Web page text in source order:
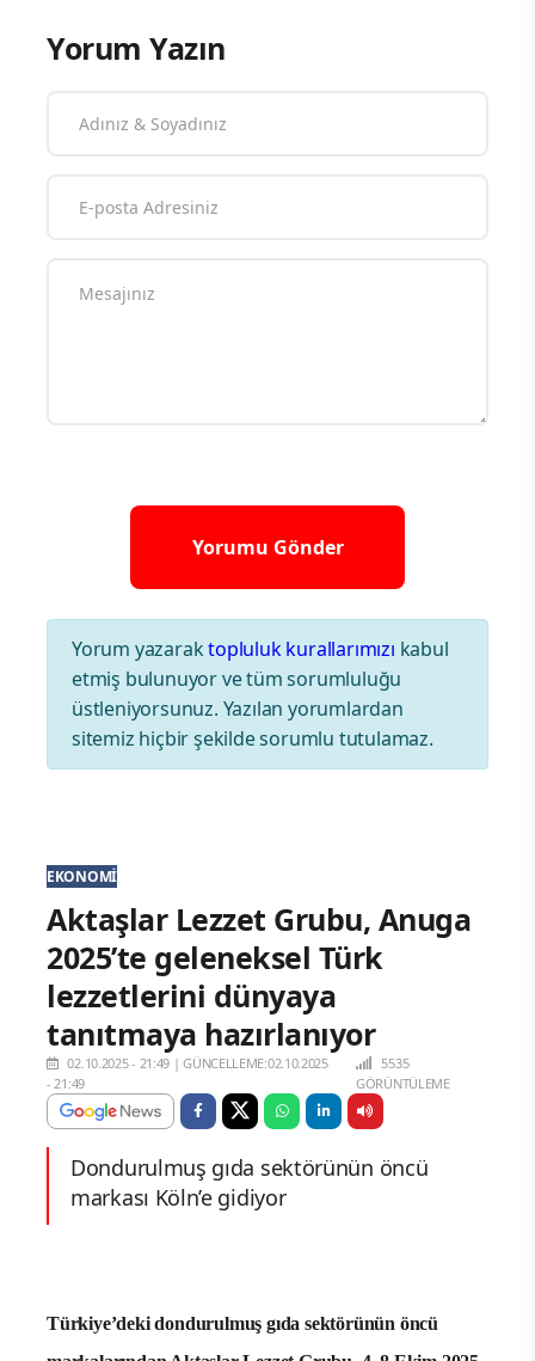
Yorum Yazın
Yorum yazaraktopluluk kurallarımızı kabul
etmiş bulunuyor ve tüm sorumluluğu
üstleniyorsunuz. Yazılan yorumlardan
sitemiz hiçbir şekilde sorumlu tutulamaz.
EKONOMI
Aktaşlar Lezzet Grubu, Anuga
2025’te geleneksel Türk
lezzetlerini dünyaya
tanıtmaya hazırlanıyor
02.10.2025 - 21:49 |GÜNCELLEME:02.10.2025
- 21:49
5535
GÖRÜNTÜLEME
Dondurulmuş gıda sektörünün öncü
markası Köln’e gidiyor